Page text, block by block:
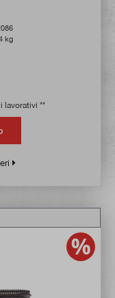
kg
lavorativi **